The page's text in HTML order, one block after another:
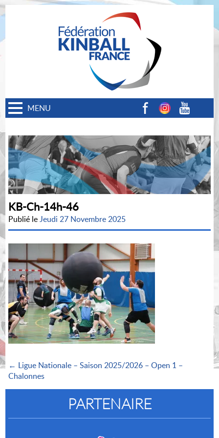
MENU
KB-Ch-14h-46
Publié leJeudi 27 Novembre 2025
← Ligue Nationale – Saison 2025/2026 – Open 1 –
Chalonnes
PARTENAIRE